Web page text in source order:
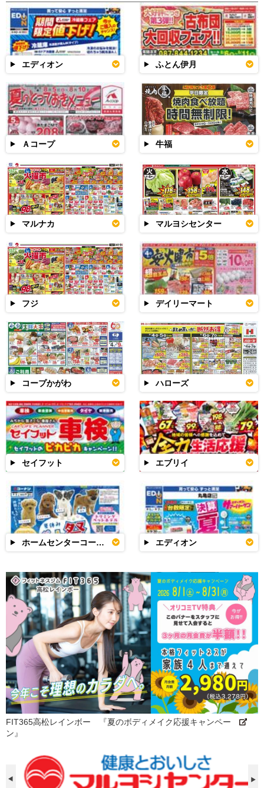
エディオン ふとん伊月
Ａコープ 牛福
マルナカ マルヨシセンター
フジ デイリーマート
コープかがわ ハローズ
セイフット エブリイ
ホームセンターコーナン エディオン
FIT365高松レインボー 『夏のボディメイク応援キャンペー
ン』